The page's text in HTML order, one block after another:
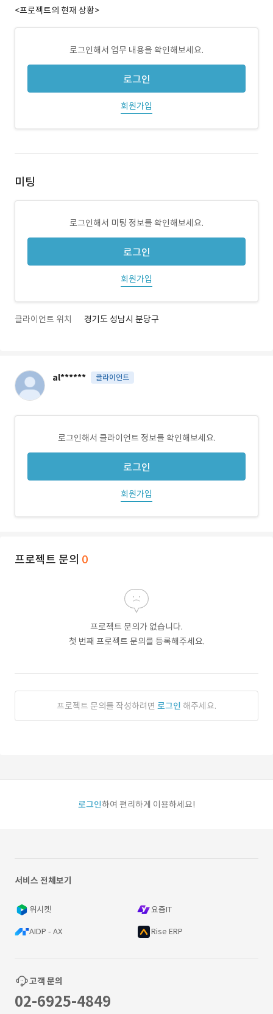
<프로젝트의 현재 상황>
로그인해서 업무 내용을 확인해보세요.
로그인
회원가입
미팅
로그인해서 미팅 정보를 확인해보세요.
로그인
회원가입
클라이언트 위치 경기도 성남시 분당구
al****** 클라이언트
로그인해서 클라이언트 정보를 확인해보세요.
로그인
회원가입
프로젝트 문의 0
프로젝트 문의가 없습니다.
첫 번째 프로젝트 문의를 등록해주세요.
프로젝트 문의를 작성하려면 로그인 해주세요.
로그인하여 편리하게 이용하세요!
서비스 전체보기
위시켓 요즘IT
AIDP - AX Rise ERP
고객 문의
02-6925-4849